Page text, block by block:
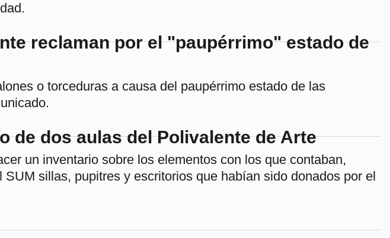
reclaman por el "paupérrimo" estado de
o torceduras a causa del paupérrimo estado de las
de dos aulas del Polivalente de Arte
un inventario sobre los elementos con los que contaban,
sillas, pupitres y escritorios que habían sido donados por el